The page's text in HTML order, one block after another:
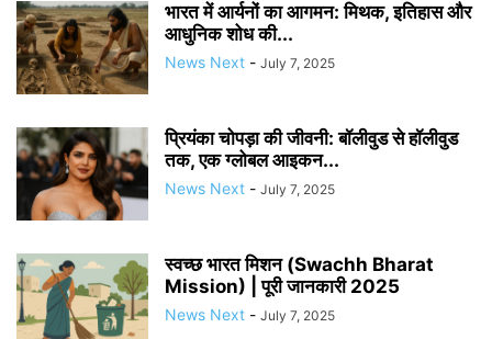
भारत में आर्यनों का आगमन: मिथक, इतिहास और
आधुनिक शोध की...
News Next - July 7, 2025
प्रियंका चोपड़ा की जीवनी: बॉलीवुड से हॉलीवुड
तक, एक ग्लोबल आइकन...
News Next - July 7, 2025
स्वच्छ भारत मिशन (Swachh Bharat
Mission) | पूरी जानकारी 2025
News Next - July 7, 2025